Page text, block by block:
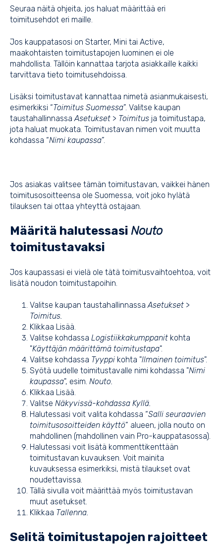
Seuraa näitä ohjeita, jos haluat määrittää eri
toimitusehdot eri maille.
Jos kauppatasosi on Starter, Mini tai Active,
maakohtaisten toimitustapojen luominen ei ole
mahdollista. Tällöin kannattaa tarjota asiakkaille kaikki
tarvittava tieto toimitusehdoissa.
Lisäksi toimitustavat kannattaa nimetä asianmukaisesti,
esimerkiksi “Toimitus Suomessa”. Valitse kaupan
taustahallinnassaAsetukset > Toimitus ja toimitustapa,
jota haluat muokata. Toimitustavan nimen voit muutta
kohdassa “Nimi kaupassa”.
Jos asiakas valitsee tämän toimitustavan, vaikkei hänen
toimitusosoitteensa ole Suomessa, voit joko hylätä
tilauksen tai ottaa yhteyttä ostajaan.
Määritä halutessasi Nouto
toimitustavaksi
Jos kaupassasi ei vielä ole tätä toimitusvaihtoehtoa, voit
lisätä noudon toimitustapoihin.
Valitse kaupan taustahallinnassaAsetukset >
Toimitus.
Klikkaa Lisää.
Valitse kohdassa Logistiikkakumppanit kohta
"Käyttäjän määrittämä toimitustapa".
Valitse kohdassa Tyyppi kohta "llmainen toimitus".
Syötä uudelle toimitustavalle nimi kohdassa "Nimi
kaupassa", esim. Nouto.
Klikkaa Lisää.
Valitse Näkyvissä-kohdassa Kyllä.
Halutessasi voit valita kohdassa “Salli seuraavien
toimitusosoitteiden käyttö” alueen, jolla nouto on
mahdollinen (mahdollinen vain Pro-kauppatasossa).
Halutessasi voit lisätä kommenttikenttään
toimitustavan kuvauksen. Voit mainita
kuvauksessa esimerkiksi, mistä tilaukset ovat
noudettavissa.
Tällä sivulla voit määrittää myös toimitustavan
muut asetukset.
Klikkaa Tallenna.
Selitä toimitustapojen rajoitteet